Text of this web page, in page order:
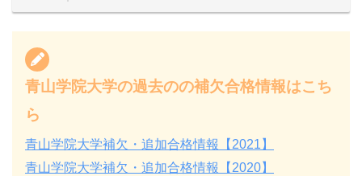
青山学院大学の過去のの補欠合格情報はこち
ら
青山学院大学補欠・追加合格情報【2021】
青山学院大学補欠・追加合格情報【2020】